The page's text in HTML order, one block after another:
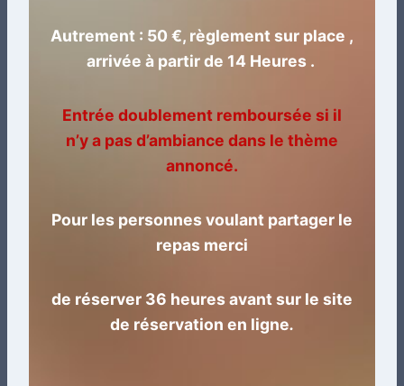
Autrement : 50 €, règlement sur place ,
arrivée à partir de 14 Heures .
Entrée doublement remboursée si il
n’y a pas d’ambiance dans le thème
annoncé.
Pour les personnes voulant partager le
repas merci
de réserver 36 heures avant sur le site
de réservation en ligne.